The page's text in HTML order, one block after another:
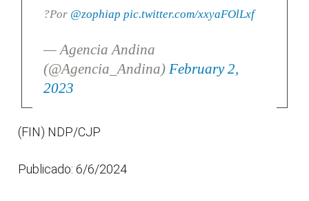
?Por @zophiap pic.twitter.com/xxyaFOlLxf
— Agencia Andina
(@Agencia_Andina) February 2,
2023
(FIN) NDP/CJP
Publicado: 6/6/2024